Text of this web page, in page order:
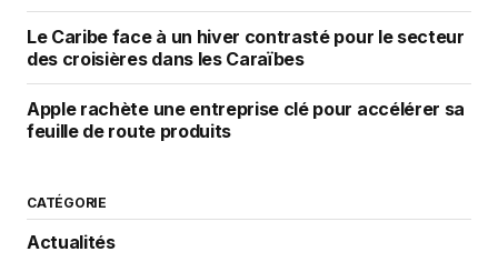
Le Caribe face à un hiver contrasté pour le secteur
des croisières dans les Caraïbes
Apple rachète une entreprise clé pour accélérer sa
feuille de route produits
CATÉGORIE
Actualités